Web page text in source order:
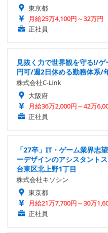
東京都
月給25万4,100円～32万円
正社員
見抜く力で世界観を守る!/
円可/週2日休める勤務体系/
株式会社C-Link
大阪府
月給36万2,000円～42万
正社員
「27卒」IT・ゲーム業界志
ーデザインのアシスタント
台東区北上野1丁目
株式会社キソシン
東京都
月給21万7,700円～30万
正社員